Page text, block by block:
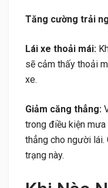
Tăng cường trải
Lái xe thoải mái:
sẽ cảm thấy thoải
xe.
Giảm căng thẳng:
trong điều kiện
thẳng cho người lái.
trạng này.